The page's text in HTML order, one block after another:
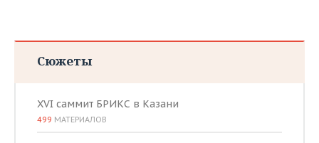
Сюжеты
XVI саммит БРИКС в Казани
499 МАТЕРИАЛОВ